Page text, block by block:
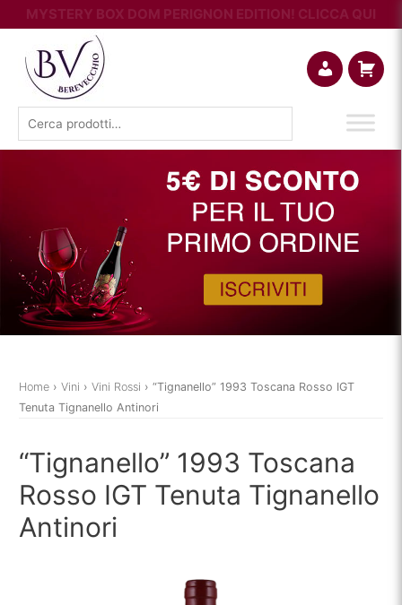
MYSTERY BOX DOM PERIGNON EDITION! CLICCA QUI
Cerca:
Home ›Vini ›Vini Rossi › “Tignanello” 1993 Toscana Rosso IGT
Tenuta Tignanello Antinori
“Tignanello” 1993 Toscana
Rosso IGT Tenuta Tignanello
Antinori